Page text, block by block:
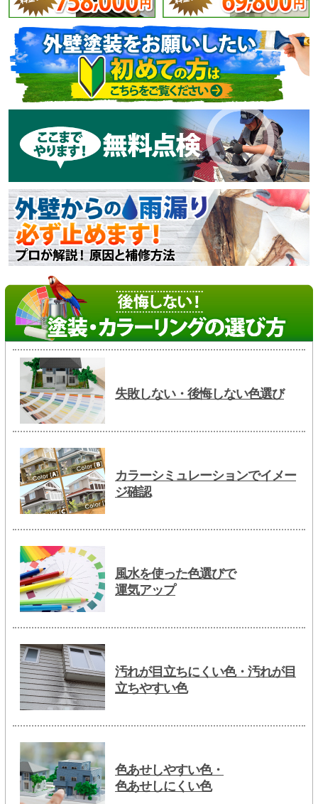
失敗しない・後悔しない色選び
カラーシミュレーションでイメー
ジ確認
風水を使った色選びで
運気アップ
汚れが目立ちにくい色・汚れが目
立ちやすい色
色あせしやすい色・
色あせしにくい色